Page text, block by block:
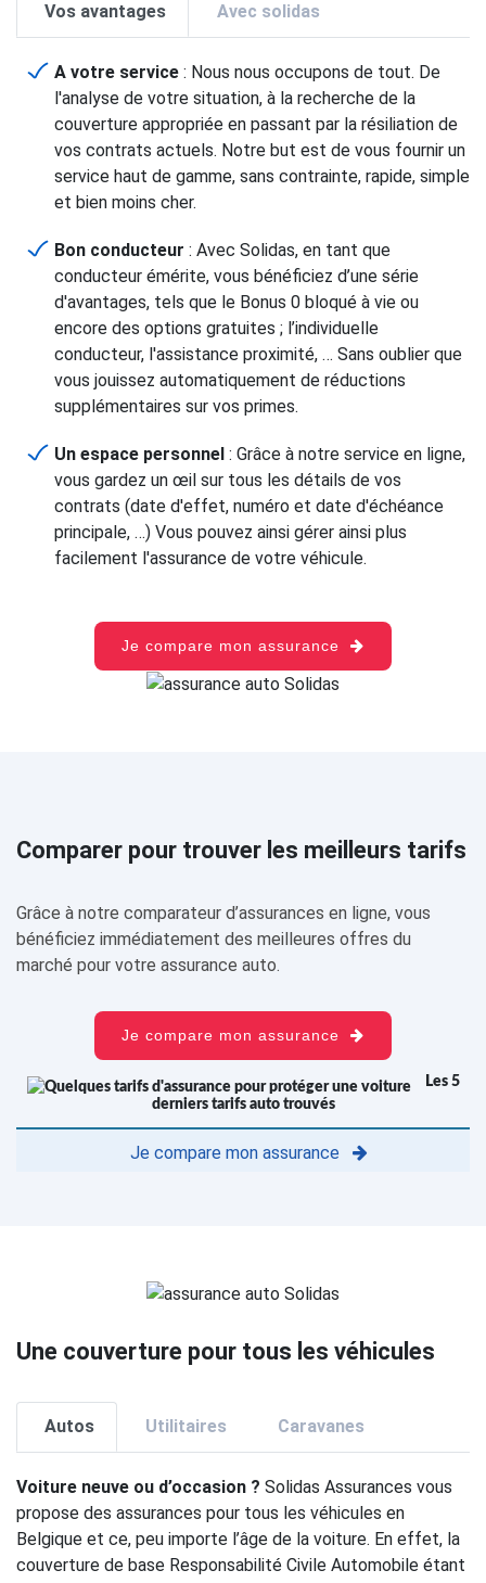
Vos avantages Avec solidas
A votre service : Nous nous occupons de tout. De
l'analyse de votre situation, à la recherche de la
couverture appropriée en passant par la résiliation de
vos contrats actuels. Notre but est de vous fournir un
service haut de gamme, sans contrainte, rapide, simple
et bien moins cher.
Bon conducteur : Avec Solidas, en tant que
conducteur émérite, vous bénéficiez d’une série
d'avantages, tels que le Bonus 0 bloqué à vie ou
encore des options gratuites ; l’individuelle
conducteur, l'assistance proximité, … Sans oublier que
vous jouissez automatiquement de réductions
supplémentaires sur vos primes.
Un espace personnel : Grâce à notre service en ligne,
vous gardez un œil sur tous les détails de vos
contrats (date d'effet, numéro et date d'échéance
principale, …) Vous pouvez ainsi gérer ainsi plus
facilement l'assurance de votre véhicule.
Je compare mon assurance
Comparer pour trouver les meilleurs tarifs
Grâce à notre comparateur d’assurances en ligne, vous
bénéficiez immédiatement des meilleures offres du
marché pour votre assurance auto.
Je compare mon assurance
Les 5
derniers tarifs auto trouvés
Je compare mon assurance
Une couverture pour tous les véhicules
Autos Utilitaires Caravanes
Voiture neuve ou d’occasion ? Solidas Assurances vous
propose des assurances pour tous les véhicules en
Belgique et ce, peu importe l’âge de la voiture. En effet, la
couverture de base Responsabilité Civile Automobile étant